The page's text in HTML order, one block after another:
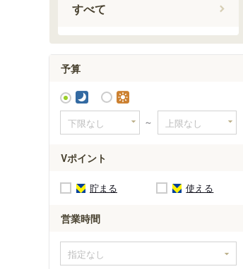
すべて
予算
～
Vポイント
貯まる 使える
営業時間